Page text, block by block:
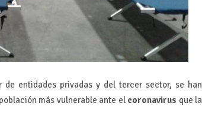
entidades privadas y del tercer sector, se han
más vulnerable ante el coronavirus que la